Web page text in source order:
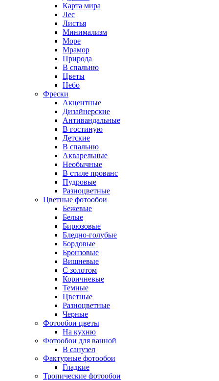
Карта мира
Лес
Листья
Минимализм
Море
Мрамор
Природа
В спальню
Цветы
Небо
Фрески
Акцентные
Дизайнерские
Антивандальные
В гостиную
Детские
В спальню
Акварельные
Необычные
В стиле прованс
Пудровые
Разноцветные
Цветные фотообои
Бежевые
Белые
Бирюзовые
Бледно-голубые
Бордовые
Бронзовые
Вишневые
С золотом
Коричневые
Темные
Цветные
Разноцветные
Черные
Фотообои цветы
На кухню
Фотообои для ванной
В санузел
Фактурные фотообои
Гладкие
Тропические фотообои